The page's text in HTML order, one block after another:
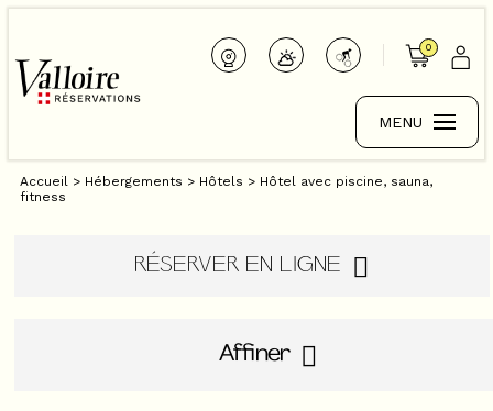
0
MENU
Accueil > Hébergements > Hôtels > Hôtel avec piscine, sauna,
fitness
RÉSERVER EN LIGNE
Affiner